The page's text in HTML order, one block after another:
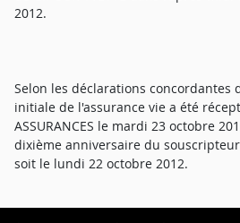
2012.
Selon les déclarations concordantes
initiale de l'assurance vie a été
ASSURANCES le mardi 23 octobre
dixième anniversaire du
soit le lundi 22 octobre 2012.